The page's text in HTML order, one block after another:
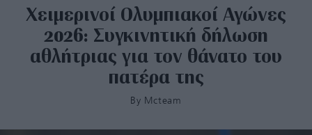
Χειμερινοί Ολυμπιακοί Αγώνες
2026: Συγκινητική δήλωση
αθλήτριας για τον θάνατο του
πατέρα της
By Mcteam